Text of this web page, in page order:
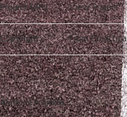
Project URL: View Project
Copyright: From Creattica
Ähnliche Projekte